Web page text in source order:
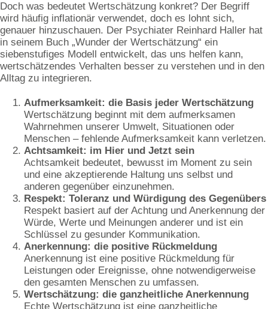
Doch was bedeutet Wertschätzung konkret? Der Begriff
wird häufig inflationär verwendet, doch es lohnt sich,
genauer hinzuschauen. Der Psychiater Reinhard Haller hat
in seinem Buch „Wunder der Wertschätzung“ ein
siebenstufiges Modell entwickelt, das uns helfen kann,
wertschätzendes Verhalten besser zu verstehen und in den
Alltag zu integrieren.
Aufmerksamkeit: die Basis jeder Wertschätzung
Wertschätzung beginnt mit dem aufmerksamen
Wahrnehmen unserer Umwelt, Situationen oder
Menschen – fehlende Aufmerksamkeit kann verletzen.
Achtsamkeit: im Hier und Jetzt sein
Achtsamkeit bedeutet, bewusst im Moment zu sein
und eine akzeptierende Haltung uns selbst und
anderen gegenüber einzunehmen.
Respekt: Toleranz und Würdigung des Gegenübers
Respekt basiert auf der Achtung und Anerkennung der
Würde, Werte und Meinungen anderer und ist ein
Schlüssel zu gesunder Kommunikation.
Anerkennung: die positive Rückmeldung
Anerkennung ist eine positive Rückmeldung für
Leistungen oder Ereignisse, ohne notwendigerweise
den gesamten Menschen zu umfassen.
Wertschätzung: die ganzheitliche Anerkennung
Echte Wertschätzung ist eine ganzheitliche